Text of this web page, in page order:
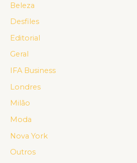
Beleza
Desfiles
Editorial
Geral
IFA Business
Londres
Milão
Moda
Nova York
Outros